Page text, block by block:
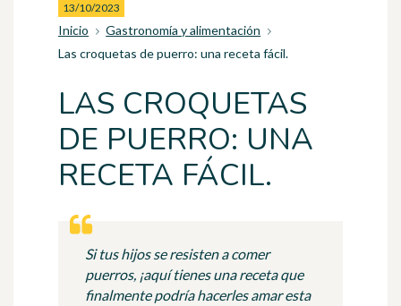
13/10/2023
Inicio
Gastronomía y alimentación
Las croquetas de puerro: una receta fácil.
LAS CROQUETAS
DE PUERRO: UNA
RECETA FÁCIL.
Si tus hijos se resisten a comer
puerros, ¡aquí tienes una receta que
finalmente podría hacerles amar esta